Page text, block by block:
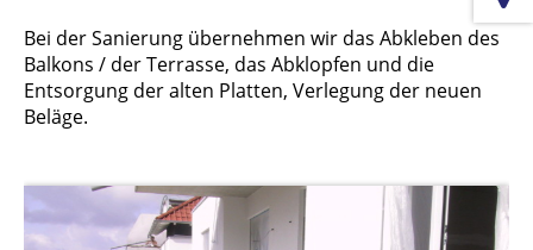
Bei der Sanierung übernehmen wir das Abkleben des
Balkons / der Terrasse, das Abklopfen und die
Entsorgung der alten Platten, Verlegung der neuen
Beläge.